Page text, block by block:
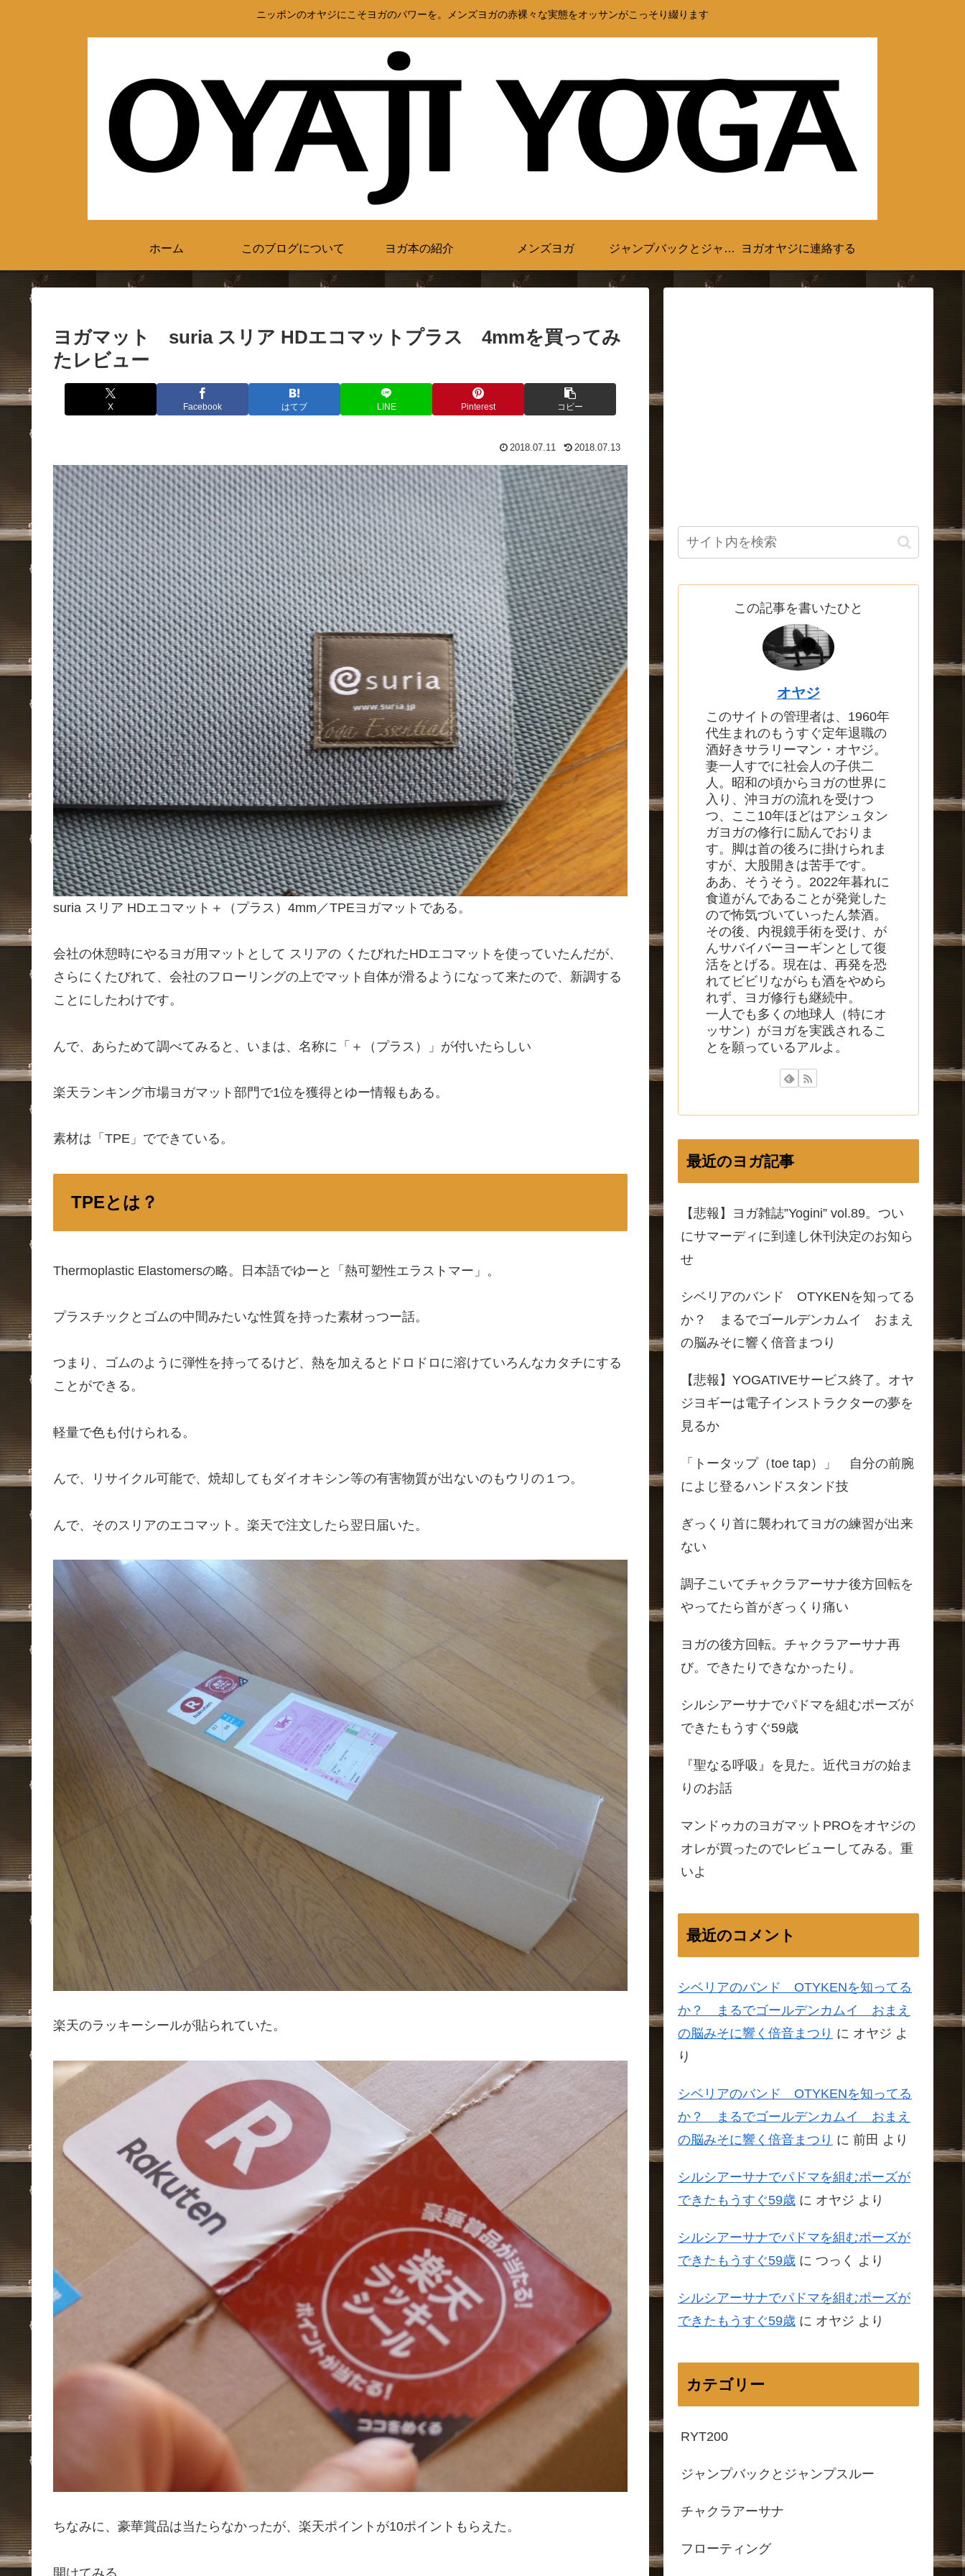
ニッポンのオヤジにこそヨガのパワーを。メンズヨガの赤裸々な実態をオッサンがこっそり綴ります
ホーム このブログについて ヨガ本の紹介 メンズヨガ ジャンプバックとジャンプスルー ヨガオヤジに連絡する
ヨガマット suria スリア HDエコマットプラス 4mmを買ってみ
たレビュー
X Facebook はてブ LINE Pinterest コピー
2018.07.11 2018.07.13
suria スリア HDエコマット＋（プラス）4mm／TPEヨガマットである。
会社の休憩時にやるヨガ用マットとして スリアの くたびれたHDエコマットを使っていたんだが、
さらにくたびれて、会社のフローリングの上でマット自体が滑るようになって来たので、新調する
ことにしたわけです。
んで、あらためて調べてみると、いまは、名称に「＋（プラス）」が付いたらしい
楽天ランキング市場ヨガマット部門で1位を獲得とゆー情報もある。
素材は「TPE」でできている。
TPEとは？
Thermoplastic Elastomersの略。日本語でゆーと「熱可塑性エラストマー」。
プラスチックとゴムの中間みたいな性質を持った素材っつー話。
つまり、ゴムのように弾性を持ってるけど、熱を加えるとドロドロに溶けていろんなカタチにする
ことができる。
軽量で色も付けられる。
んで、リサイクル可能で、焼却してもダイオキシン等の有害物質が出ないのもウリの１つ。
んで、そのスリアのエコマット。楽天で注文したら翌日届いた。
楽天のラッキーシールが貼られていた。
ちなみに、豪華賞品は当たらなかったが、楽天ポイントが10ポイントもらえた。
開けてみる。
この記事を書いたひと
オヤジ
このサイトの管理者は、1960年
代生まれのもうすぐ定年退職の
酒好きサラリーマン・オヤジ。
妻一人すでに社会人の子供二
人。昭和の頃からヨガの世界に
入り、沖ヨガの流れを受けつ
つ、ここ10年ほどはアシュタン
ガヨガの修行に励んでおりま
す。脚は首の後ろに掛けられま
すが、大股開きは苦手です。
ああ、そうそう。2022年暮れに
食道がんであることが発覚した
ので怖気づいていったん禁酒。
その後、内視鏡手術を受け、が
んサバイバーヨーギンとして復
活をとげる。現在は、再発を恐
れてビビリながらも酒をやめら
れず、ヨガ修行も継続中。
一人でも多くの地球人（特にオ
ッサン）がヨガを実践されるこ
とを願っているアルよ。
最近のヨガ記事
【悲報】ヨガ雑誌”Yogini” vol.89。つい
にサマーディに到達し休刊決定のお知ら
せ
シベリアのバンド OTYKENを知ってる
か？ まるでゴールデンカムイ おまえ
の脳みそに響く倍音まつり
【悲報】YOGATIVEサービス終了。オヤ
ジヨギーは電子インストラクターの夢を
見るか
「トータップ（toe tap）」 自分の前腕
によじ登るハンドスタンド技
ぎっくり首に襲われてヨガの練習が出来
ない
調子こいてチャクラアーサナ後方回転を
やってたら首がぎっくり痛い
ヨガの後方回転。チャクラアーサナ再
び。できたりできなかったり。
シルシアーサナでパドマを組むポーズが
できたもうすぐ59歳
『聖なる呼吸』を見た。近代ヨガの始ま
りのお話
マンドゥカのヨガマットPROをオヤジの
オレが買ったのでレビューしてみる。重
いよ
最近のコメント
シベリアのバンド OTYKENを知ってる
か？ まるでゴールデンカムイ おまえ
の脳みそに響く倍音まつり に オヤジ よ
り
シベリアのバンド OTYKENを知ってる
か？ まるでゴールデンカムイ おまえ
の脳みそに響く倍音まつり に 前田 より
シルシアーサナでパドマを組むポーズが
できたもうすぐ59歳 に オヤジ より
シルシアーサナでパドマを組むポーズが
できたもうすぐ59歳 に つっく より
シルシアーサナでパドマを組むポーズが
できたもうすぐ59歳 に オヤジ より
カテゴリー
RYT200
ジャンプバックとジャンプスルー
チャクラアーサナ
フローティング